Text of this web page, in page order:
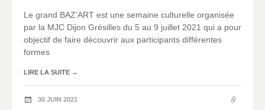
Le grand BAZ’ART est une semaine culturelle organisée
par la MJC Dijon Grésilles du 5 au 9 juillet 2021 qui a pour
objectif de faire découvrir aux participants différentes
formes
LIRE LA SUITE →
30 JUIN 2021